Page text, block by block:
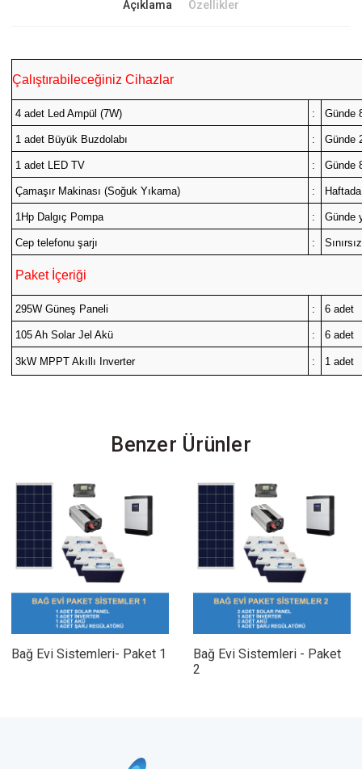
Açıklama Özellikler
Çalıştırabileceğiniz Cihazlar
4 adet Led Ampül (7W) : Günde
1 adet Büyük Buzdolabı : Günde
1 adet LED TV : Günde
Çamaşır Makinası (Soğuk Yıkama) :
1Hp Dalgıç Pompa : Günde
Cep telefonu şarjı :
Paket İçeriği
295W Güneş Paneli : 6 adet
105 Ah Solar Jel Akü : 6 adet
3kW MPPT Akıllı Inverter : 1 adet
Benzer Ürünler
Bağ Evi Sistemleri- Paket 1
Bağ Evi Sistemleri - Paket
2